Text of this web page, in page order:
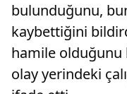
bulunduğunu,
kaybettiğini
hamile olduğunu
olay yerindeki